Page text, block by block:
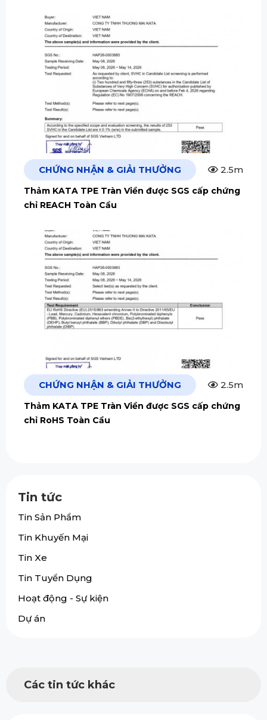
CHỨNG NHẬN & GIẢI THƯỞNG 2.5m
Thảm KATA TPE Tràn Viền được SGS cấp chứng
chỉ REACH Toàn Cầu
CHỨNG NHẬN & GIẢI THƯỞNG 2.5m
Thảm KATA TPE Tràn Viền được SGS cấp chứng
chỉ RoHS Toàn Cầu
Tin tức
Tin Sản Phẩm
Tin Khuyến Mại
Tin Xe
Tin Tuyển Dụng
Hoạt động - Sự kiện
Dự án
Các tin tức khác